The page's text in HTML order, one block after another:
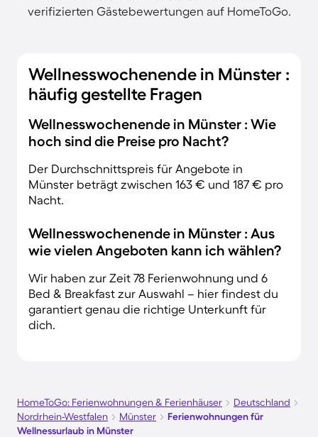
verifizierten Gästebewertungen auf HomeToGo.
Wellnesswochenende in Münster :
häufig gestellte Fragen
Wellnesswochenende in Münster : Wie
hoch sind die Preise pro Nacht?
Der Durchschnittspreis für Angebote in
Münster beträgt zwischen 163 € und 187 € pro
Nacht.
Wellnesswochenende in Münster : Aus
wie vielen Angeboten kann ich wählen?
Wir haben zur Zeit 78 Ferienwohnung und 6
Bed & Breakfast zur Auswahl – hier findest du
garantiert genau die richtige Unterkunft für
dich.
HomeToGo: Ferienwohnungen & Ferienhäuser
Deutschland
Nordrhein-Westfalen
Münster
Ferienwohnungen für
Wellnessurlaub in Münster